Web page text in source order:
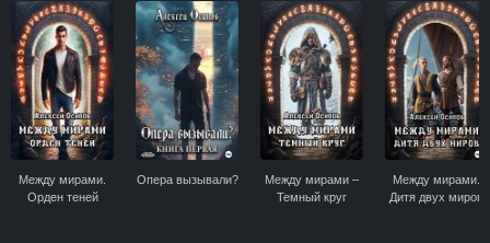
Между мирами.
Орден теней
Опера вызывали?
Между мирами –
Темный круг
Между мирами.
Дитя двух миров